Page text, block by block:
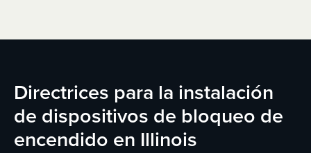
Directrices para la instalación
de dispositivos de bloqueo de
encendido en Illinois